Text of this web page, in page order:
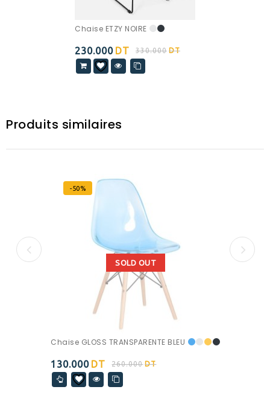
Chaise ETZY NOIRE
330.000 DT
230.000 DT
Produits similaires
SOLD OUT
-50%
Chaise GLOSS TRANSPARENTE BLEU
260.000 DT
130.000 DT